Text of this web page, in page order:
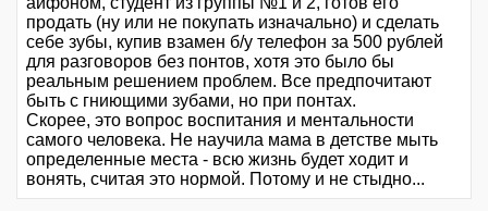
продать (ну или не покупать изначально) и сделать
себе зубы, купив взамен б/у телефон за 500 рублей
для разговоров без понтов, хотя это было бы
реальным решением проблем. Все предпочитают
быть с гниющими зубами, но при понтах.
Скорее, это вопрос воспитания и ментальности
самого человека. Не научила мама в детстве мыть
определенные места - всю жизнь будет ходит и
вонять, считая это нормой. Потому и не стыдно...